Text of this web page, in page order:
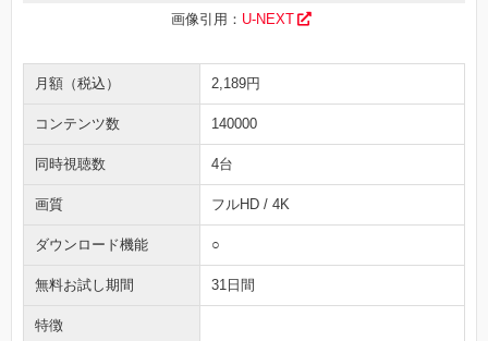
画像引用： U-NEXT
月額（税込） 2,189円
コンテンツ数 140000
同時視聴数 4台
画質 フルHD / 4K
ダウンロード機能 ○
無料お試し期間 31日間
特徴